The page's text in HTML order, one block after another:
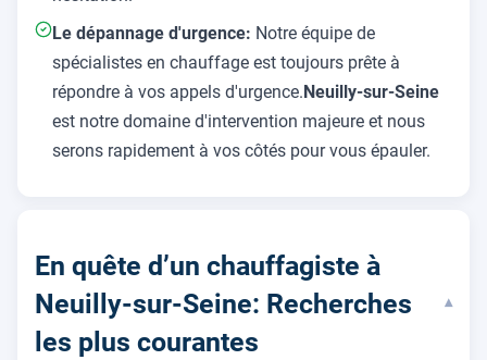
Le dépannage d'urgence: Notre équipe de
spécialistes en chauffage est toujours prête à
répondre à vos appels d'urgence.Neuilly-sur-Seine
est notre domaine d'intervention majeure et nous
serons rapidement à vos côtés pour vous épauler.
En quête d’un chauffagiste à
Neuilly-sur-Seine: Recherches
les plus courantes
▾